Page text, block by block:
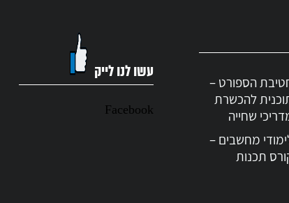
הספורט –
להכשרת
שחייה
מחשבים –
תכנות
עשו לנו לייק
Facebook